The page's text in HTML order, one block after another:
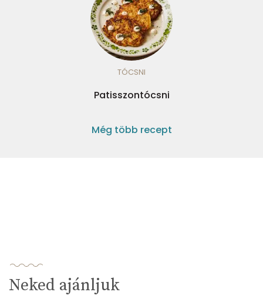
TÓCSNI
Patisszontócsni
Még több recept
Neked ajánljuk